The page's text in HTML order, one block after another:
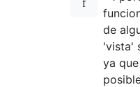
</html>
de
'vista'
ya